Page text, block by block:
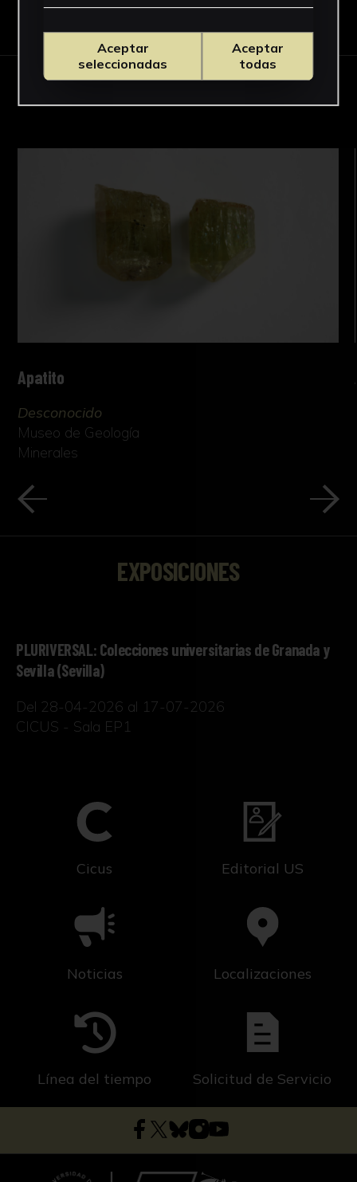
OBRAS RELACIONADAS
Apatito
Desconocido
Museo de Geología
Minerales
EXPOSICIONES
PLURIVERSAL: Colecciones universitarias de Granada y
Sevilla (Sevilla)
Del 28-04-2026 al 17-07-2026
CICUS - Sala EP1
Cicus Editorial US
Noticias Localizaciones
Línea del tiempo Solicitud de Servicio
Aceptar
seleccionadas
Aceptar
todas